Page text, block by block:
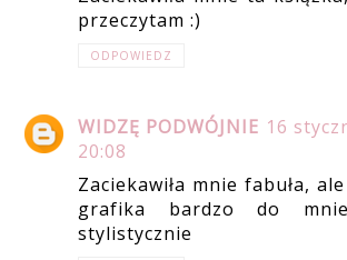
przeczytam :)
ODPOWIEDZ
WIDZĘ PODWÓJNIE 16
20:08
Zaciekawiła mnie fabuła,
grafika bardzo do
stylistycznie